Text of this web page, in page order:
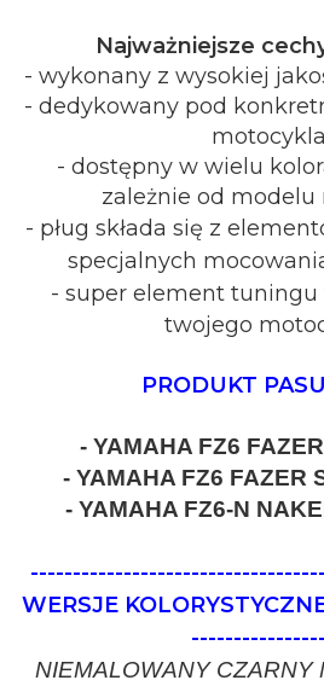
Najważniejsze
- wykonany z wysokiej
- dedykowany pod
- dostępny w wielu
zależnie od modelu
- pług składa się z
specjalnych
- super element tuningu
twojego
PRODUKT
- YAMAHA FZ6
- YAMAHA FZ6 FAZER
- YAMAHA FZ6-N
WERSJE
NIEMALOWANY CZARNY